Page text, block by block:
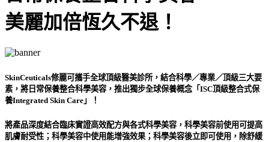
美麗加倍恆久不退！
SkinCeuticals修麗可攜手全球頂級醫美診所，結合科學／專業／頂級三大要
素，將日常保養整合科學美容，推出獨步全球保養概念「ISC頂級整合式保
養Integrated Skin Care」
！
將產品深度結合臨床實證高效配方與各式科學美容，科學美容前使用可提高
肌膚耐受性；科學美容中使用能增強效果；科學美容後立即可使用，除舒緩